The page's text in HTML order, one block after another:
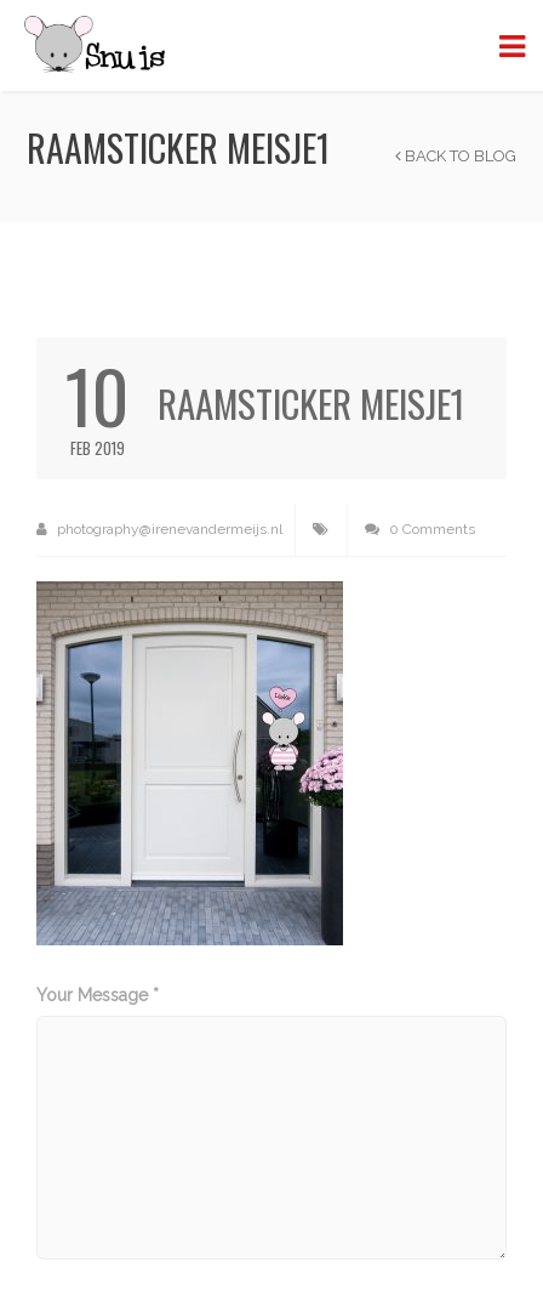
RAAMSTICKER MEISJE1 BACK TO BLOG
10
FEB 2019
RAAMSTICKER MEISJE1
photography@irenevandermeijs.nl 0 Comments
Your Message *